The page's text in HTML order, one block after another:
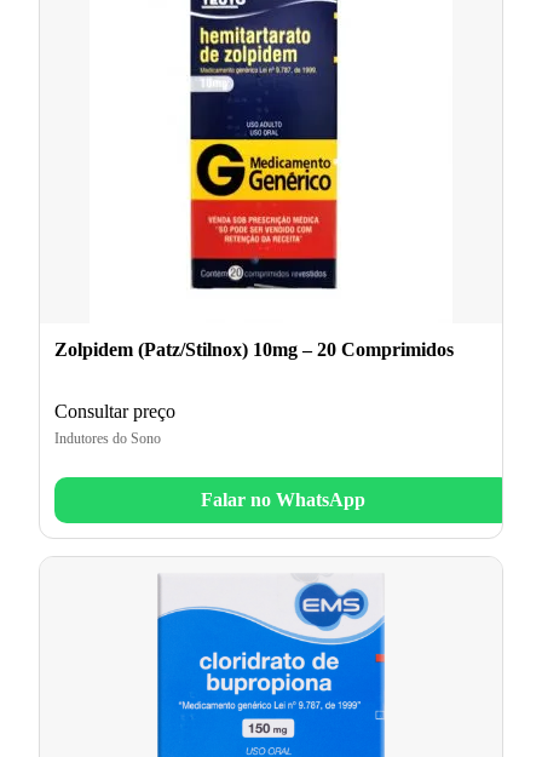
Zolpidem (Patz/Stilnox) 10mg – 20 Comprimidos
Consultar preço
Indutores do Sono
Falar no WhatsApp